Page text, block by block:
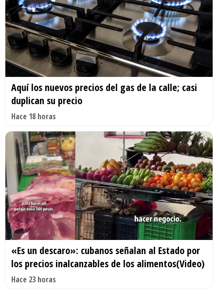
Aquí los nuevos precios del gas de la calle; casi
duplican su precio
Hace 18 horas
«Es un descaro»: cubanos señalan al Estado por
los precios inalcanzables de los alimentos(Video)
Hace 23 horas